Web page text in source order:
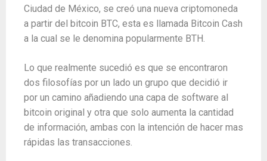
Ciudad de México, se creó una nueva criptomoneda
a partir del bitcoin BTC, esta es llamada Bitcoin Cash
a la cual se le denomina popularmente BTH.
Lo que realmente sucedió es que se encontraron
dos filosofías por un lado un grupo que decidió ir
por un camino añadiendo una capa de software al
bitcoin original y otra que solo aumenta la cantidad
de información, ambas con la intención de hacer mas
rápidas las transacciones.